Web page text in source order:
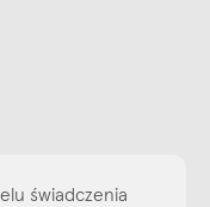
świadczenia